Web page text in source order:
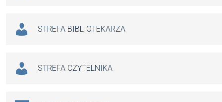
STREFA BIBLIOTEKARZA
STREFA CZYTELNIKA